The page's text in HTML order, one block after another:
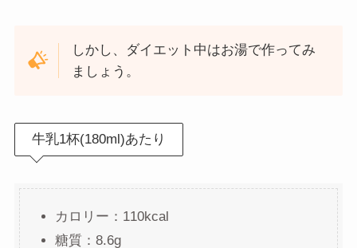
しかし、ダイエット中はお湯で作ってみ
ましょう。
牛乳1杯(180ml)あたり
カロリー：110kcal
糖質：8.6g